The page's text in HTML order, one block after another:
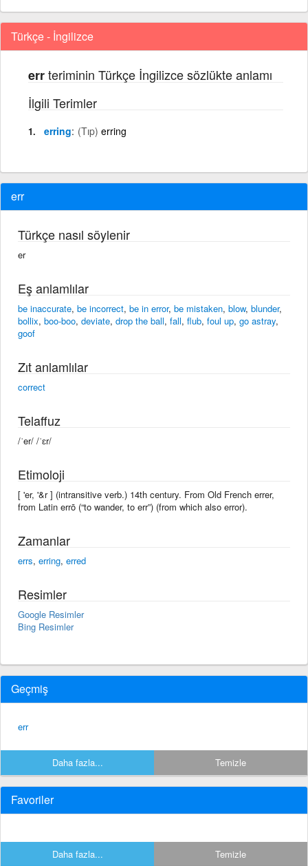
Türkçe - İngilizce
errteriminin Türkçe İngilizce sözlükte anlamı
İlgili Terimler
erring (Tıp) erring
err
Türkçe nasıl söylenir
er
Eş anlamlılar
be inaccurate, be incorrect, be in error, be mistaken, blow, blunder,
bollix, boo-boo, deviate, drop the ball, fall, flub, foul up, go astray,
goof
Zıt anlamlılar
correct
Telaffuz
/ˈer/ /ˈɛr/
Etimoloji
[ 'er, '&r ] (intransitive verb.) 14th century. From Old French errer,
from Latin errō (“to wander, to err”) (from which also error).
Zamanlar
errs, erring, erred
Resimler
Google Resimler
Bing Resimler
Geçmiş
err
Daha fazla... Temizle
Favoriler
Daha fazla... Temizle